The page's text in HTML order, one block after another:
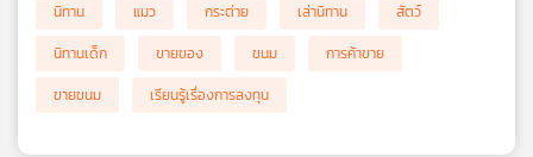
นิทาน แมว กระต่าย เล่านิทาน
สัตว์
นิทานเด็ก
ขายของ ขนม
การค้าขาย
ขายขนม
เรียนรู้เรื่องการลงทุน